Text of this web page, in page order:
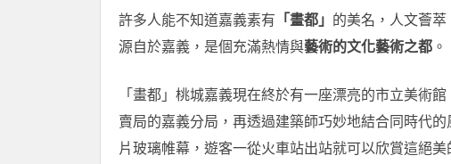
許多人能不知道嘉義素有 「畫都」 的美名，人文薈
源自於嘉義，是個充滿熱情與藝術的文化藝術之都 。
「畫都」桃城嘉義現在終於有一座漂亮的市立美術
賣局的嘉義分局，再透過建築師巧妙地結合同時代
片玻璃帷幕，遊客一從火車站出站就可以欣賞這絕美